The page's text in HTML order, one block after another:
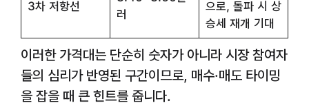
3차 저항선
러
으로, 돌파 시 상
승세 재개 기대
이러한 가격대는 단순히 숫자가 아니라 시장 참여자
들의 심리가 반영된 구간이므로, 매수·매도 타이밍
을 잡을 때 큰 힌트를 줍니다.